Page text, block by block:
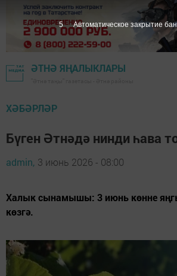
ӘТНӘ ЯҢАЛЫКЛАРЫ
ХӘБӘРЛӘР
Бүген Әтнәдә нинди һава
admin, 3 июнь 2026 - 08:00
Халык сынамышы: 3 июнь көнне
көзгә.
4 Автоматическое закрытие